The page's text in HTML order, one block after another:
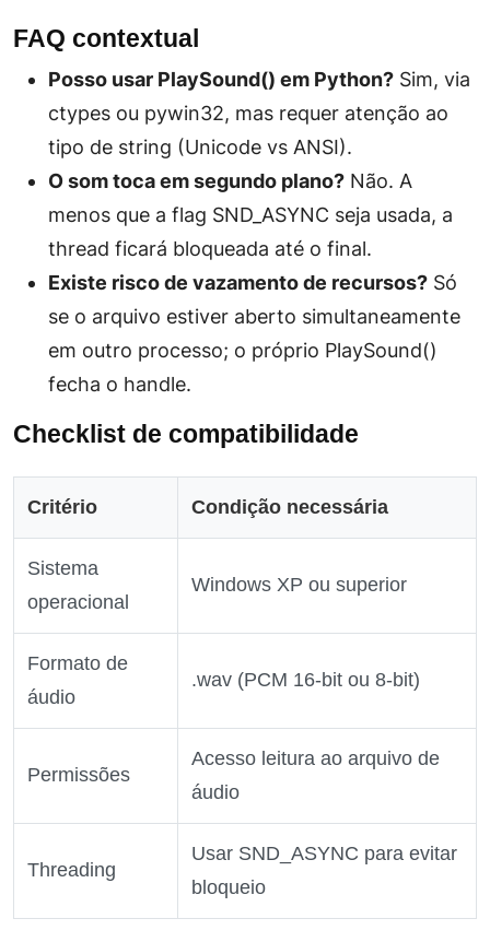
FAQ contextual
Posso usar PlaySound() em Python? Sim, via
ctypes ou pywin32, mas requer atenção ao
tipo de string (Unicode vs ANSI).
O som toca em segundo plano? Não. A
menos que a flag SND_ASYNC seja usada, a
thread ficará bloqueada até o final.
Existe risco de vazamento de recursos? Só
se o arquivo estiver aberto simultaneamente
em outro processo; o próprio PlaySound()
fecha o handle.
Checklist de compatibilidade
Critério Condição necessária
Sistema
operacional
Windows XP ou superior
Formato de
áudio
.wav (PCM 16‑bit ou 8‑bit)
Permissões
Acesso leitura ao arquivo de
áudio
Threading
Usar SND_ASYNC para evitar
bloqueio